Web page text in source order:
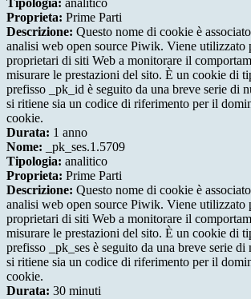
Tipologia: analitico
Proprieta: Prime Parti
Descrizione: Questo nome di cookie è
analisi web open source Piwik. Viene utilizzato
proprietari di siti Web a monitorare il
misurare le prestazioni del sito. È un cookie di
prefisso _pk_id è seguito da una breve serie di
si ritiene sia un codice di riferimento per il
cookie.
Durata: 1 anno
Nome: _pk_ses.1.5709
Tipologia: analitico
Proprieta: Prime Parti
Descrizione: Questo nome di cookie è
analisi web open source Piwik. Viene utilizzato
proprietari di siti Web a monitorare il
misurare le prestazioni del sito. È un cookie di
prefisso _pk_ses è seguito da una breve serie di
si ritiene sia un codice di riferimento per il
cookie.
Durata: 30 minuti